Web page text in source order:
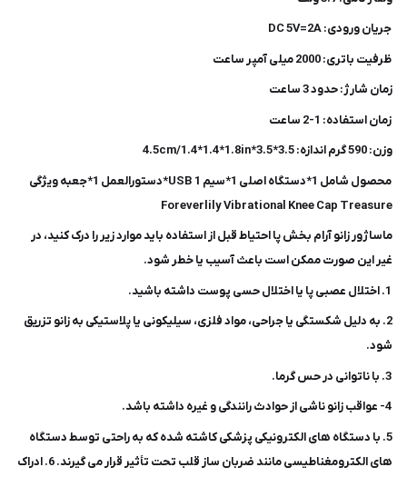
جریان ورودی: DC 5V=2A
ظرفیت باتری: 2000 میلی آمپر ساعت
زمان شارژ: حدود 3 ساعت
زمان استفاده: 1-2 ساعت
وزن: 590 گرم اندازه: 3.5*3.5*4.5cm/1.4*1.4*1.8in
محصول شامل 1*دستگاه اصلی 1*سیم USB 1*دستورالعمل 1*جعبه ویژگی
Foreverlily Vibrational Knee Cap Treasure
ماساژور زانو آرام بخش پا احتیاط قبل از استفاده باید موارد زیر را درک کنید، در
غیر این صورت ممکن است باعث آسیب یا خطر شود.
2. به دلیل شکستگی یا جراحی، مواد فلزی، سیلیکونی یا پلاستیکی به زانو تزریق
شود.
5. با دستگاه های الکترونیکی پزشکی کاشته شده که به راحتی توسط دستگاه
های الکترومغناطیسی مانند ضربان ساز قلب تحت تأثیر قرار می گیرند. 6. ادراک